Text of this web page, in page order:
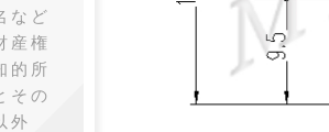
など
産権
的所
その
外